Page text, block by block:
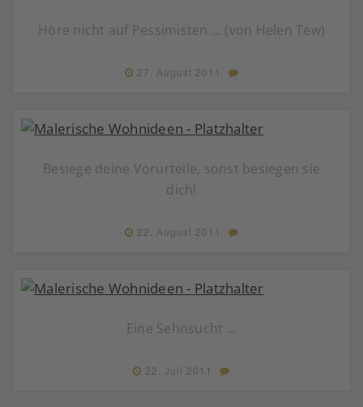
Höre nicht auf Pessimisten … (von Helen Tew)
27. August 2011
Besiege deine Vorurteile, sonst besiegen sie
dich!
22. August 2011
Eine Sehnsucht ...
22. Juli 2011